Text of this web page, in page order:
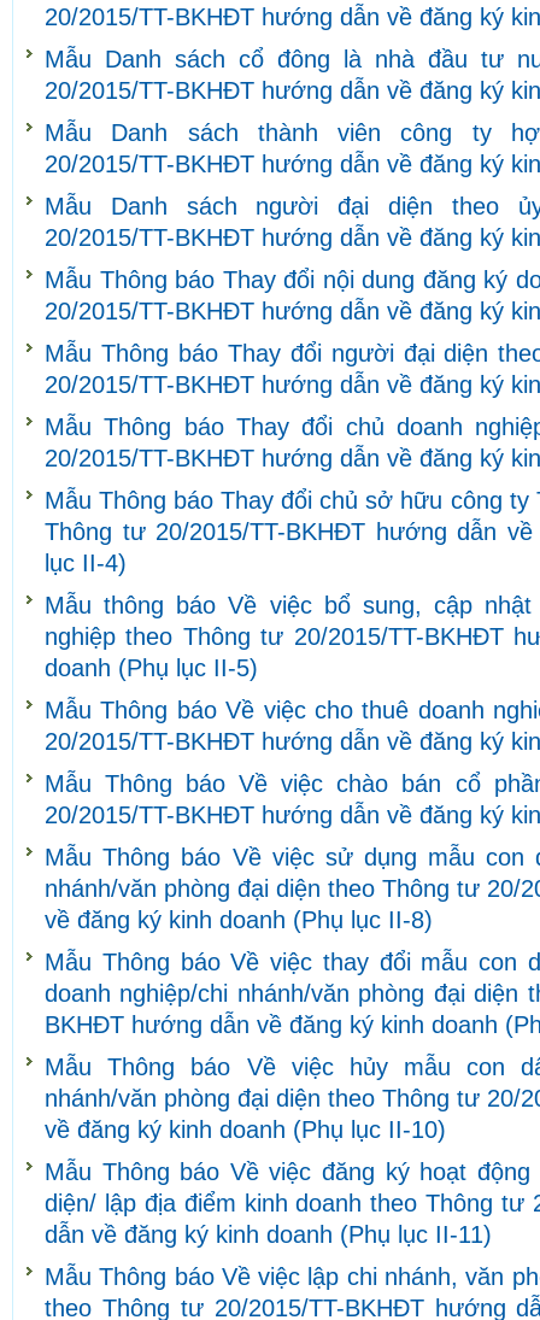
20/2015/TT-BKHĐT hướng dẫn về đăng ký
Mẫu Danh sách cổ đông là nhà đầu tư
20/2015/TT-BKHĐT hướng dẫn về đăng ký
Mẫu Danh sách thành viên công ty
20/2015/TT-BKHĐT hướng dẫn về đăng ký
Mẫu Danh sách người đại diện theo
20/2015/TT-BKHĐT hướng dẫn về đăng ký
Mẫu Thông báo Thay đổi nội dung đăng ký
20/2015/TT-BKHĐT hướng dẫn về đăng ký
Mẫu Thông báo Thay đổi người đại diện
20/2015/TT-BKHĐT hướng dẫn về đăng ký
Mẫu Thông báo Thay đổi chủ doanh
20/2015/TT-BKHĐT hướng dẫn về đăng ký
Mẫu Thông báo Thay đổi chủ sở hữu công ty
Thông tư 20/2015/TT-BKHĐT hướng dẫn
lục II-4)
Mẫu thông báo Về việc bổ sung, cập
nghiệp theo Thông tư 20/2015/TT-BKHĐT
doanh (Phụ lục II-5)
Mẫu Thông báo Về việc cho thuê doanh
20/2015/TT-BKHĐT hướng dẫn về đăng ký
Mẫu Thông báo Về việc chào bán cổ
20/2015/TT-BKHĐT hướng dẫn về đăng ký
Mẫu Thông báo Về việc sử dụng mẫu con
nhánh/văn phòng đại diện theo Thông tư 20/
về đăng ký kinh doanh (Phụ lục II-8)
Mẫu Thông báo Về việc thay đổi mẫu con
doanh nghiệp/chi nhánh/văn phòng đại diện
BKHĐT hướng dẫn về đăng ký kinh doanh
Mẫu Thông báo Về việc hủy mẫu con
nhánh/văn phòng đại diện theo Thông tư 20/
về đăng ký kinh doanh (Phụ lục II-10)
Mẫu Thông báo Về việc đăng ký hoạt
diện/ lập địa điểm kinh doanh theo Thông tư
dẫn về đăng ký kinh doanh (Phụ lục II-11)
Mẫu Thông báo Về việc lập chi nhánh, văn
theo Thông tư 20/2015/TT-BKHĐT hướng